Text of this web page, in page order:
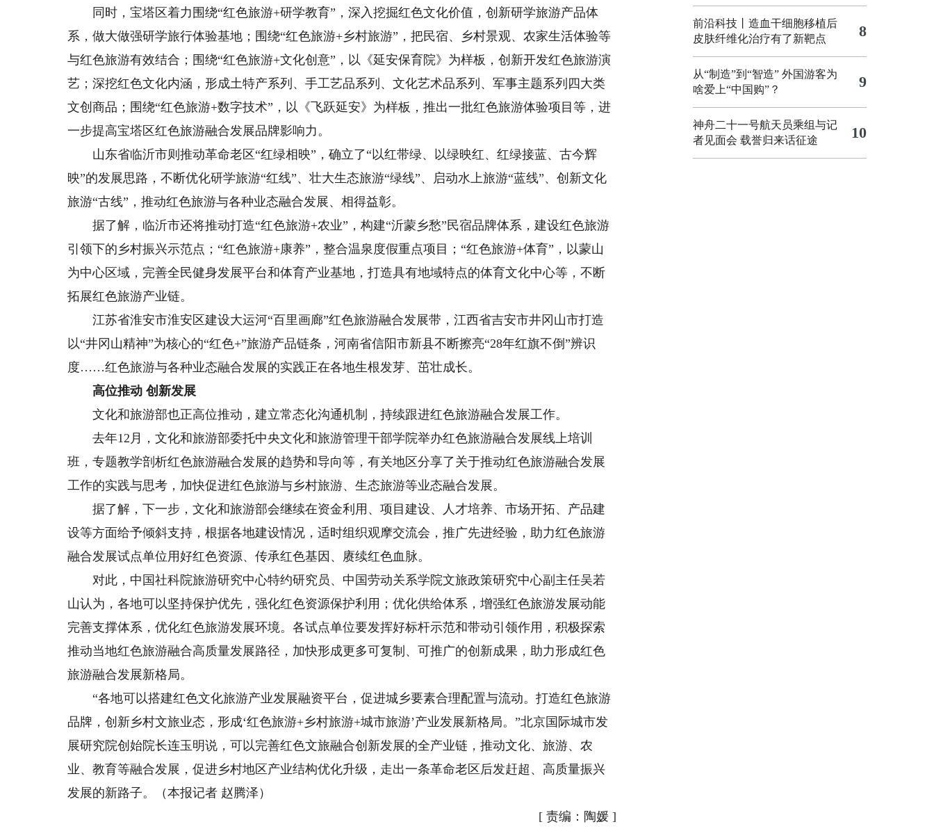
同时，宝塔区着力围绕“红色旅游+研学教育”，深入挖掘红色文化价值，创新研学旅游产品体
系，做大做强研学旅行体验基地；围绕“红色旅游+乡村旅游”，把民宿、乡村景观、农家生活体验等
与红色旅游有效结合；围绕“红色旅游+文化创意”，以《延安保育院》为样板，创新开发红色旅游演
艺；深挖红色文化内涵，形成土特产系列、手工艺品系列、文化艺术品系列、军事主题系列四大类
文创商品；围绕“红色旅游+数字技术”，以《飞跃延安》为样板，推出一批红色旅游体验项目等，进
一步提高宝塔区红色旅游融合发展品牌影响力。
山东省临沂市则推动革命老区“红绿相映”，确立了“以红带绿、以绿映红、红绿接蓝、古今辉
映”的发展思路，不断优化研学旅游“红线”、壮大生态旅游“绿线”、启动水上旅游“蓝线”、创新文化
旅游“古线”，推动红色旅游与各种业态融合发展、相得益彰。
据了解，临沂市还将推动打造“红色旅游+农业”，构建“沂蒙乡愁”民宿品牌体系，建设红色旅游
引领下的乡村振兴示范点；“红色旅游+康养”，整合温泉度假重点项目；“红色旅游+体育”，以蒙山
为中心区域，完善全民健身发展平台和体育产业基地，打造具有地域特点的体育文化中心等，不断
拓展红色旅游产业链。
江苏省淮安市淮安区建设大运河“百里画廊”红色旅游融合发展带，江西省吉安市井冈山市打造
以“井冈山精神”为核心的“红色+”旅游产品链条，河南省信阳市新县不断擦亮“28年红旗不倒”辨识
度……红色旅游与各种业态融合发展的实践正在各地生根发芽、茁壮成长。
高位推动 创新发展
文化和旅游部也正高位推动，建立常态化沟通机制，持续跟进红色旅游融合发展工作。
去年12月，文化和旅游部委托中央文化和旅游管理干部学院举办红色旅游融合发展线上培训
班，专题教学剖析红色旅游融合发展的趋势和导向等，有关地区分享了关于推动红色旅游融合发展
工作的实践与思考，加快促进红色旅游与乡村旅游、生态旅游等业态融合发展。
据了解，下一步，文化和旅游部会继续在资金利用、项目建设、人才培养、市场开拓、产品建
设等方面给予倾斜支持，根据各地建设情况，适时组织观摩交流会，推广先进经验，助力红色旅游
融合发展试点单位用好红色资源、传承红色基因、赓续红色血脉。
对此，中国社科院旅游研究中心特约研究员、中国劳动关系学院文旅政策研究中心副主任吴若
山认为，各地可以坚持保护优先，强化红色资源保护利用；优化供给体系，增强红色旅游发展动能
完善支撑体系，优化红色旅游发展环境。各试点单位要发挥好标杆示范和带动引领作用，积极探索
推动当地红色旅游融合高质量发展路径，加快形成更多可复制、可推广的创新成果，助力形成红色
旅游融合发展新格局。
“各地可以搭建红色文化旅游产业发展融资平台，促进城乡要素合理配置与流动。打造红色旅游
品牌，创新乡村文旅业态，形成‘红色旅游+乡村旅游+城市旅游’产业发展新格局。”北京国际城市发
展研究院创始院长连玉明说，可以完善红色文旅融合创新发展的全产业链，推动文化、旅游、农
业、教育等融合发展，促进乡村地区产业结构优化升级，走出一条革命老区后发赶超、高质量振兴
发展的新路子。（本报记者 赵腾泽）
[ 责编：陶媛]
前沿科技丨造血干细胞移植后
皮肤纤维化治疗有了新靶点
8
从“制造”到“智造” 外国游客为
啥爱上“中国购”？
9
神舟二十一号航天员乘组与记
者见面会 载誉归来话征途
10